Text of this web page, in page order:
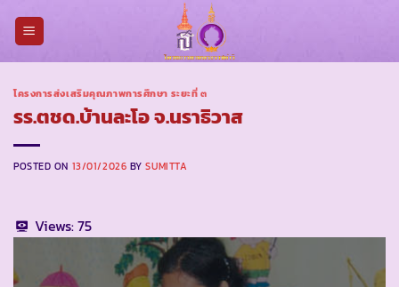
โครงการส่งเสริมคุณภาพการศึกษา ระยะที่ ๓
รร.ตชด.บ้านละโอ จ.นราธิวาส
POSTED ON 13/01/2026 BYSUMITTA
Views:75